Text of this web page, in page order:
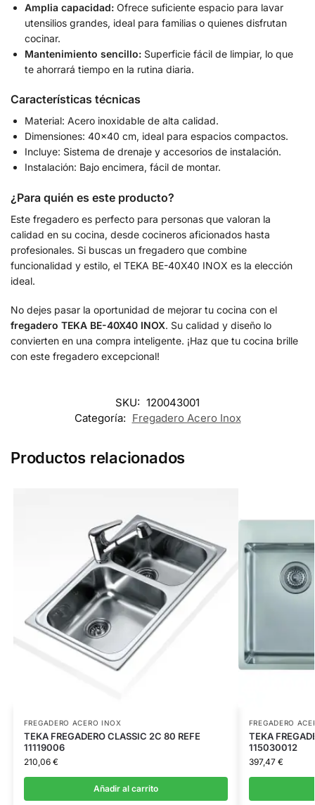
Amplia capacidad: Ofrece suficiente espacio para lavar
utensilios grandes, ideal para familias o quienes disfrutan
cocinar.
Mantenimiento sencillo: Superficie fácil de limpiar, lo que
te ahorrará tiempo en la rutina diaria.
Características técnicas
Material: Acero inoxidable de alta calidad.
Dimensiones: 40×40 cm, ideal para espacios compactos.
Incluye: Sistema de drenaje y accesorios de instalación.
Instalación: Bajo encimera, fácil de montar.
¿Para quién es este producto?
Este fregadero es perfecto para personas que valoran la
calidad en su cocina, desde cocineros aficionados hasta
profesionales. Si buscas un fregadero que combine
funcionalidad y estilo, el TEKA BE-40X40 INOX es la elección
ideal.
No dejes pasar la oportunidad de mejorar tu cocina con el
fregadero TEKA BE-40X40 INOX. Su calidad y diseño lo
convierten en una compra inteligente. ¡Haz que tu cocina brille
con este fregadero excepcional!
SKU: 120043001
Categoría: Fregadero Acero Inox
Productos relacionados
FREGADERO ACERO INOX
TEKA FREGADERO CLASSIC 2C 80 REFE
11119006
210,06 €
Añadir al carrito
FREGADERO
TEKA
115030012
397,47 €